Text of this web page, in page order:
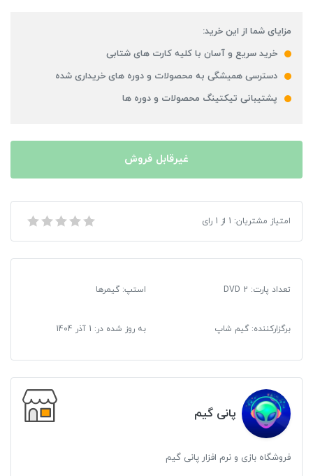
مزایای شما از این خرید:
خرید سریع و آسان با کلیه کارت های شتابی
دسترسی همیشگی به محصولات و دوره های خریداری شده
پشتیبانی تیکتینگ محصولات و دوره ها
غیرقابل فروش
بازی Call of Duty Modern Warfare 2 مخصوص PC
امتیاز مشتریان: 1 از 1 رای
تعداد پارت: 2 DVD استپ: گیمرها
برگزارکننده: گیم شاپ به روز شده در: 1 آذر 1404
پانی گیم
فروشگاه بازی و نرم افزار پانی گیم